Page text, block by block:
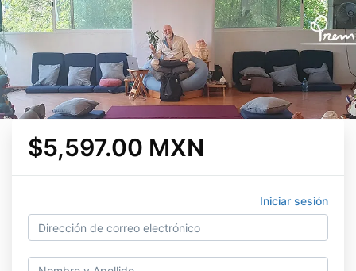
$5,597.00 MXN
Iniciar sesión